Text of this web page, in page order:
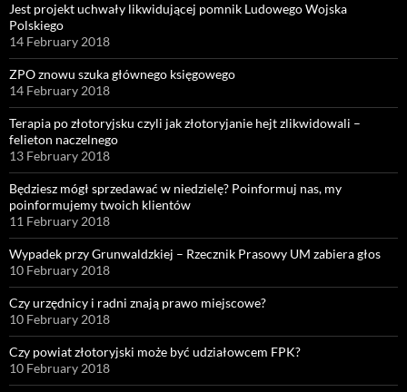
Jest projekt uchwały likwidującej pomnik Ludowego Wojska
Polskiego
14 February 2018
ZPO znowu szuka głównego księgowego
14 February 2018
Terapia po złotoryjsku czyli jak złotoryjanie hejt zlikwidowali –
felieton naczelnego
13 February 2018
Będziesz mógł sprzedawać w niedzielę? Poinformuj nas, my
poinformujemy twoich klientów
11 February 2018
Wypadek przy Grunwaldzkiej – Rzecznik Prasowy UM zabiera głos
10 February 2018
Czy urzędnicy i radni znają prawo miejscowe?
10 February 2018
Czy powiat złotoryjski może być udziałowcem FPK?
10 February 2018